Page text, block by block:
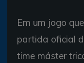
Em um jogo
partida oficial
time máster